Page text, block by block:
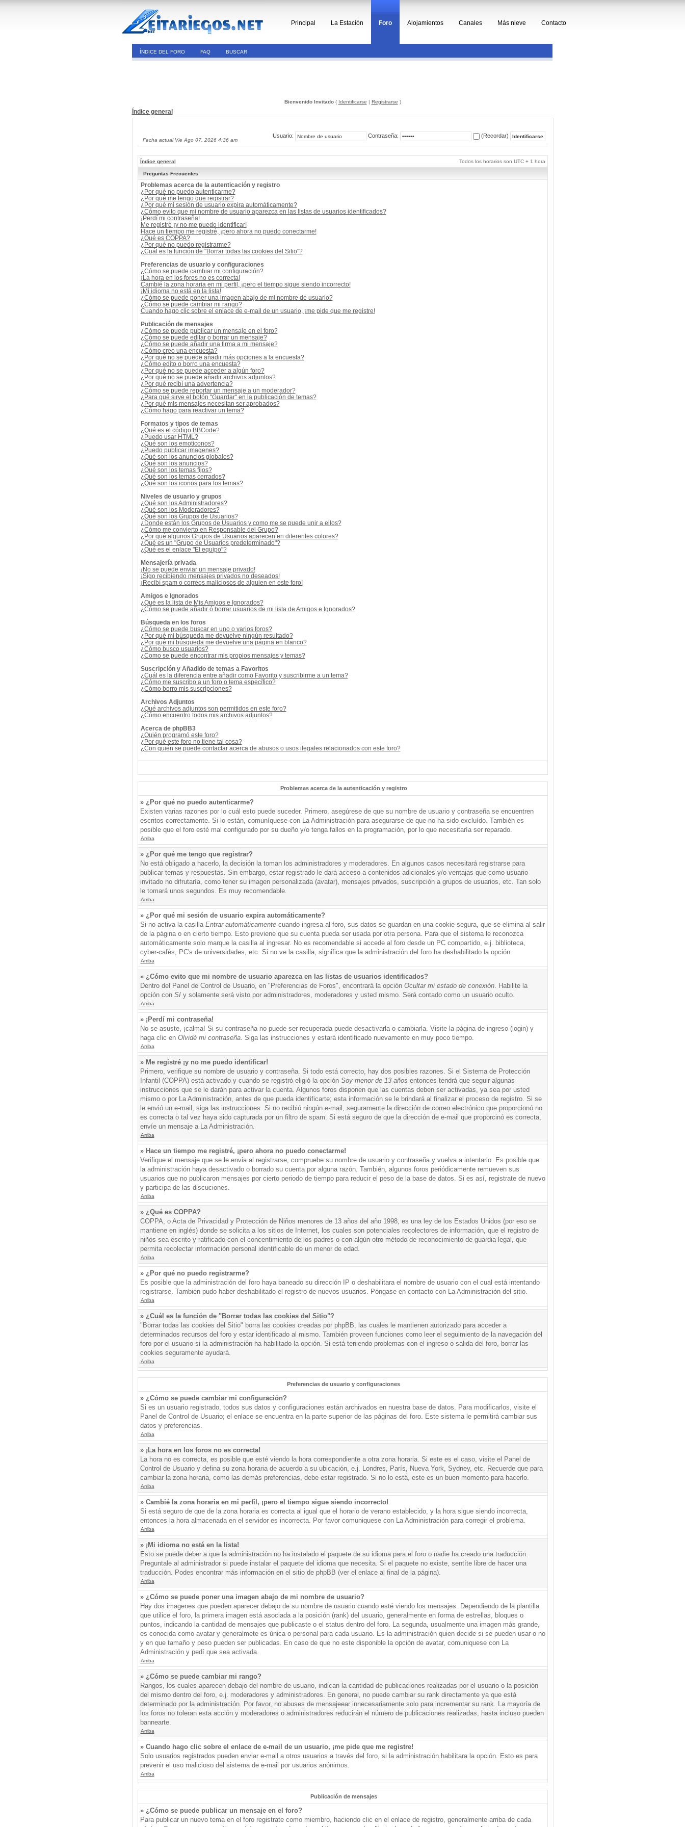
Principal La Estación Foro Alojamientos Canales Más nieve Contacto
ÍNDICE DEL FORO FAQ BUSCAR
Bienvenido Invitado( Identificarse | Registrarse )
Índice general
Fecha actual Vie Ago 07, 2026 4:36 am
Usuario: Contraseña: (Recordar)
Índice general Todos los horarios son UTC + 1 hora
Preguntas Frecuentes
Problemas acerca de la autenticación y registro
¿Por qué no puedo autenticarme?
¿Por qué me tengo que registrar?
¿Por qué mi sesión de usuario expira automáticamente?
¿Cómo evito que mi nombre de usuario aparezca en las listas de usuarios identificados?
¡Perdí mi contraseña!
Me registré ¡y no me puedo identificar!
Hace un tiempo me registré, ¡pero ahora no puedo conectarme!
¿Qué es COPPA?
¿Por qué no puedo registrarme?
¿Cuál es la función de "Borrar todas las cookies del Sitio"?
Preferencias de usuario y configuraciones
¿Cómo se puede cambiar mi configuración?
¡La hora en los foros no es correcta!
Cambié la zona horaria en mi perfil, ¡pero el tiempo sigue siendo incorrecto!
¡Mi idioma no está en la lista!
¿Cómo se puede poner una imagen abajo de mi nombre de usuario?
¿Cómo se puede cambiar mi rango?
Cuando hago clic sobre el enlace de e-mail de un usuario, ¡me pide que me registre!
Publicación de mensajes
¿Cómo se puede publicar un mensaje en el foro?
¿Cómo se puede editar o borrar un mensaje?
¿Cómo se puede añadir una firma a mi mensaje?
¿Cómo creo una encuesta?
¿Por qué no se puede añadir más opciones a la encuesta?
¿Cómo edito o borro una encuesta?
¿Por qué no se puede acceder a algún foro?
¿Por qué no se puede añadir archivos adjuntos?
¿Por qué recibí una advertencia?
¿Cómo se puede reportar un mensaje a un moderador?
¿Para qué sirve el botón "Guardar" en la publicación de temas?
¿Por qué mis mensajes necesitan ser aprobados?
¿Cómo hago para reactivar un tema?
Formatos y tipos de temas
¿Qué es el código BBCode?
¿Puedo usar HTML?
¿Qué son los emoticonos?
¿Puedo publicar imagenes?
¿Qué son los anuncios globales?
¿Qué son los anuncios?
¿Qué son los temas fijos?
¿Qué son los temas cerrados?
¿Qué son los iconos para los temas?
Niveles de usuario y grupos
¿Qué son los Administradores?
¿Qué son los Moderadores?
¿Qué son los Grupos de Usuarios?
¿Donde están los Grupos de Usuarios y como me se puede unir a ellos?
¿Cómo me convierto en Responsable del Grupo?
¿Por qué algunos Grupos de Usuarios aparecen en diferentes colores?
¿Qué es un "Grupo de Usuarios predeterminado"?
¿Qué es el enlace "El equipo"?
Mensajería privada
¡No se puede enviar un mensaje privado!
¡Sigo recibiendo mensajes privados no deseados!
¡Recibí spam o correos maliciosos de alguien en este foro!
Amigos e Ignorados
¿Qué es la lista de Mis Amigos e Ignorados?
¿Cómo se puede añadir ó borrar usuarios de mi lista de Amigos e Ignorados?
Búsqueda en los foros
¿Cómo se puede buscar en uno o varios foros?
¿Por qué mi búsqueda me devuelve ningún resultado?
¿Por qué mi búsqueda me devuelve una página en blanco?
¿Cómo busco usuarios?
¿Como se puede encontrar mis propios mensajes y temas?
Suscripción y Añadido de temas a Favoritos
¿Cuál es la diferencia entre añadir como Favorito y suscribirme a un tema?
¿Cómo me suscribo a un foro o tema específico?
¿Cómo borro mis suscripciones?
Archivos Adjuntos
¿Qué archivos adjuntos son permitidos en este foro?
¿Cómo encuentro todos mis archivos adjuntos?
Acerca de phpBB3
¿Quién programó este foro?
¿Por qué este foro no tiene tal cosa?
¿Con quién se puede contactar acerca de abusos o usos ilegales relacionados con este foro?
Problemas acerca de la autenticación y registro
» ¿Por qué no puedo autenticarme?
Existen varias razones por lo cuál esto puede suceder. Primero, asegúrese de que su nombre de usuario y contraseña se encuentren
escritos correctamente. Si lo están, comuníquese con La Administración para asegurarse de que no ha sido excluído. También es
posible que el foro esté mal configurado por su dueño y/o tenga fallos en la programación, por lo que necesitaría ser reparado.
Arriba
» ¿Por qué me tengo que registrar?
No está obligado a hacerlo, la decisión la toman los administradores y moderadores. En algunos casos necesitará registrarse para
publicar temas y respuestas. Sin embargo, estar registrado le dará acceso a contenidos adicionales y/o ventajas que como usuario
invitado no difrutaría, como tener su imagen personalizada (avatar), mensajes privados, suscripción a grupos de usuarios, etc. Tan solo
le tomará unos segundos. Es muy recomendable.
Arriba
» ¿Por qué mi sesión de usuario expira automáticamente?
Si no activa la casilla Entrar automáticamentecuando ingresa al foro, sus datos se guardan en una cookie segura, que se elimina al salir
de la página o en cierto tiempo. Esto previene que su cuenta pueda ser usada por otra persona. Para que el sistema le reconozca
automáticamente solo marque la casilla al ingresar. No es recomendable si accede al foro desde un PC compartido, e.j. biblioteca,
cyber-cafés, PC's de universidades, etc. Si no ve la casilla, significa que la administración del foro ha deshabilitado la opción.
Arriba
» ¿Cómo evito que mi nombre de usuario aparezca en las listas de usuarios identificados?
Dentro del Panel de Control de Usuario, en "Preferencias de Foros", encontrará la opción Ocultar mi estado de conexión. Habilite la
opción con SIy solamente será visto por administradores, moderadores y usted mismo. Será contado como un usuario oculto.
Arriba
» ¡Perdí mi contraseña!
No se asuste, ¡calma! Si su contraseña no puede ser recuperada puede desactivarla o cambiarla. Visite la página de ingreso (login) y
haga clic en Olvidé mi contraseña. Siga las instrucciones y estará identificado nuevamente en muy poco tiempo.
Arriba
» Me registré ¡y no me puedo identificar!
Primero, verifique su nombre de usuario y contraseña. Si todo está correcto, hay dos posibles razones. Si el Sistema de Protección
Infantil (COPPA) está activado y cuando se registró eligió la opción Soy menor de 13 años entonces tendrá que seguir algunas
instrucciones que se le darán para activar la cuenta. Algunos foros disponen que las cuentas deben ser activadas, ya sea por usted
mismo o por La Administración, antes de que pueda identificarte; esta información se le brindará al finalizar el proceso de registro. Si se
le envió un e-mail, siga las instrucciones. Si no recibió ningún e-mail, seguramente la dirección de correo electrónico que proporcionó no
es correcta o tal vez haya sido capturada por un filtro de spam. Si está seguro de que la dirección de e-mail que proporcinó es correcta,
envíe un mensaje a La Administración.
Arriba
» Hace un tiempo me registré, ¡pero ahora no puedo conectarme!
Verifique el mensaje que se le envia al registrarse, compruebe su nombre de usuario y contraseña y vuelva a intentarlo. Es posible que
la administración haya desactivado o borrado su cuenta por alguna razón. También, algunos foros periódicamente remueven sus
usuarios que no publicaron mensajes por cierto periodo de tiempo para reducir el peso de la base de datos. Si es así, registrate de nuevo
y participa de las discuciones.
Arriba
» ¿Qué es COPPA?
COPPA, o Acta de Privacidad y Protección de Niños menores de 13 años del año 1998, es una ley de los Estados Unidos (por eso se
mantiene en inglés) donde se solicita a los sitios de Internet, los cuales son potenciales recolectores de información, que el registro de
niños sea escrito y ratificado con el concentimiento de los padres o con algún otro método de reconocimiento de guardia legal, que
permita recolectar información personal identificable de un menor de edad.
Arriba
» ¿Por qué no puedo registrarme?
Es posible que la administración del foro haya baneado su dirección IP o deshabilitara el nombre de usuario con el cual está intentando
registrarse. También pudo haber deshabilitado el registro de nuevos usuarios. Póngase en contacto con La Administración del sitio.
Arriba
» ¿Cuál es la función de "Borrar todas las cookies del Sitio"?
"Borrar todas las cookies del Sitio" borra las cookies creadas por phpBB, las cuales le mantienen autorizado para acceder a
determinados recursos del foro y estar identificado al mismo. También proveen funciones como leer el seguimiento de la navegación del
foro por el usuario si la administración ha habilitado la opción. Si está teniendo problemas con el ingreso o salida del foro, borrar las
cookies seguramente ayudará.
Arriba
Preferencias de usuario y configuraciones
» ¿Cómo se puede cambiar mi configuración?
Si es un usuario registrado, todos sus datos y configuraciones están archivados en nuestra base de datos. Para modificarlos, visite el
Panel de Control de Usuario; el enlace se encuentra en la parte superior de las páginas del foro. Este sistema le permitirá cambiar sus
datos y preferencias.
Arriba
» ¡La hora en los foros no es correcta!
La hora no es correcta, es posible que esté viendo la hora correspondiente a otra zona horaria. Si este es el caso, visite el Panel de
Control de Usuario y defina su zona horaria de acuerdo a su ubicación, e.j. Londres, París, Nueva York, Sydney, etc. Recuerde que para
cambiar la zona horaria, como las demás preferencias, debe estar registrado. Si no lo está, este es un buen momento para hacerlo.
Arriba
» Cambié la zona horaria en mi perfil, ¡pero el tiempo sigue siendo incorrecto!
Si está seguro de que de la zona horaria es correcta al igual que el horario de verano establecido, y la hora sigue siendo incorrecta,
entonces la hora almacenada en el servidor es incorrecta. Por favor comuniquese con La Administración para corregir el problema.
Arriba
» ¡Mi idioma no está en la lista!
Esto se puede deber a que la administración no ha instalado el paquete de su idioma para el foro o nadie ha creado una traducción.
Preguntale al administrador si puede instalar el paquete del idioma que necesita. Si el paquete no existe, sentíte libre de hacer una
traducción. Podes encontrar más información en el sitio de phpBB (ver el enlace al final de la página).
Arriba
» ¿Cómo se puede poner una imagen abajo de mi nombre de usuario?
Hay dos imagenes que pueden aparecer debajo de su nombre de usuario cuando esté viendo los mensajes. Dependiendo de la plantilla
que utilice el foro, la primera imagen está asociada a la posición (rank) del usuario, generalmente en forma de estrellas, bloques o
puntos, indicando la cantidad de mensajes que publicaste o el status dentro del foro. La segunda, usualmente una imagen más grande,
es conocida como avatar y generalmete es única o personal para cada usuario. Es la administración quien decide si se pueden usar o no
y en que tamaño y peso pueden ser publicadas. En caso de que no este disponible la opción de avatar, comuniquese con La
Administración y pedí que sea activada.
Arriba
» ¿Cómo se puede cambiar mi rango?
Rangos, los cuales aparecen debajo del nombre de usuario, indican la cantidad de publicaciones realizadas por el usuario o la posición
del mismo dentro del foro, e.j. moderadores y administradores. En general, no puede cambiar su rank directamente ya que está
determinado por la administración. Por favor, no abuses de mensajeear innecesariamente solo para incrementar su rank. La mayoría de
los foros no toleran esta acción y moderadores o administradores reducirán el número de publicaciones realizadas, hasta incluso pueden
bannearte.
Arriba
» Cuando hago clic sobre el enlace de e-mail de un usuario, ¡me pide que me registre!
Solo usuarios registrados pueden enviar e-mail a otros usuarios a través del foro, si la administración habilitara la opción. Esto es para
prevenir el uso malicioso del sistema de e-mail por usuarios anónimos.
Arriba
Publicación de mensajes
» ¿Cómo se puede publicar un mensaje en el foro?
Para publicar un nuevo tema en el foro registrate como miembro, haciendo clic en el enlace de registro, generalmente arriba de cada